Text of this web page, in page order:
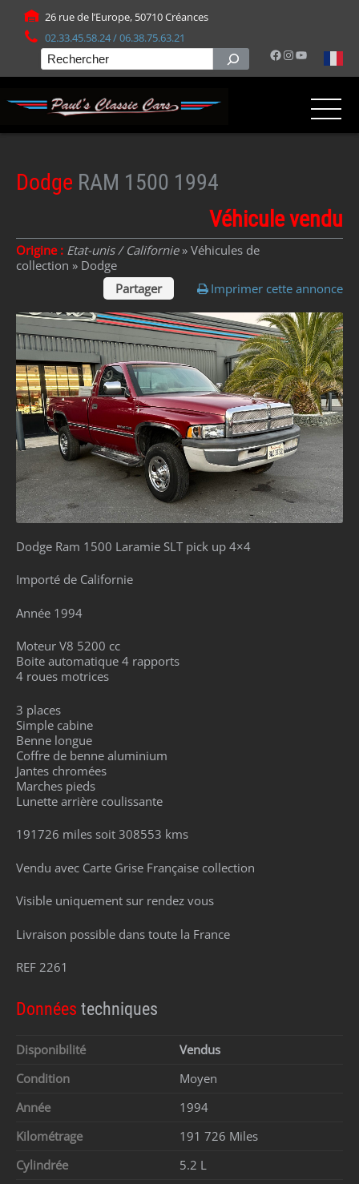
26 rue de l’Europe, 50710 Créances
02.33.45.58.24 / 06.38.75.63.21
Facebook
Instagram
YouTube
Rechercher
Dodge RAM 1500 1994
Véhicule vendu
Origine : Etat-unis / Californie» Véhicules de
collection » Dodge
Partager
Imprimer cette annonce
Dodge Ram 1500 Laramie SLT pick up 4×4
Importé de Californie
Année 1994
Moteur V8 5200 cc
Boite automatique 4 rapports
4 roues motrices
3 places
Simple cabine
Benne longue
Coffre de benne aluminium
Jantes chromées
Marches pieds
Lunette arrière coulissante
191726 miles soit 308553 kms
Vendu avec Carte Grise Française collection
Visible uniquement sur rendez vous
Livraison possible dans toute la France
REF 2261
Données techniques
Disponibilité
Vendus
Condition
Moyen
Année
1994
Kilométrage
191 726 Miles
Cylindrée
5.2 L
Panneau de gestion des cookies